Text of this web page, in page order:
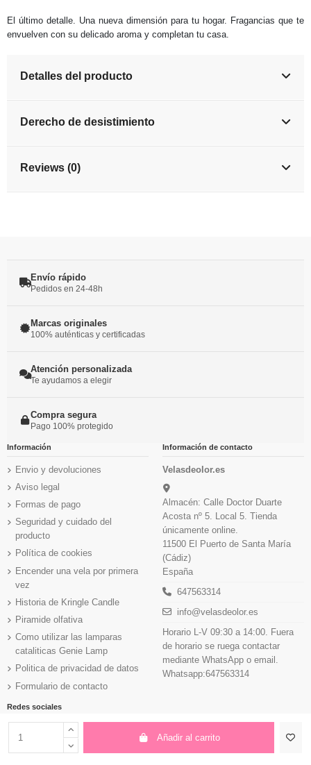
Añadir al carrito
El último detalle. Una nueva dimensión para tu hogar. Fragancias que te
envuelven con su delicado aroma y completan tu casa.
Detalles del producto
Derecho de desistimiento
Reviews (0)
Envío rápido
Pedidos en 24-48h
Marcas originales
100% auténticas y certificadas
Atención personalizada
Te ayudamos a elegir
Compra segura
Pago 100% protegido
Información
Envio y devoluciones
Aviso legal
Formas de pago
Seguridad y cuidado del
producto
Política de cookies
Encender una vela por primera
vez
Historia de Kringle Candle
Piramide olfativa
Como utilizar las lamparas
cataliticas Genie Lamp
Politica de privacidad de datos
Formulario de contacto
Información de contacto
Velasdeolor.es
Almacén: Calle Doctor Duarte
Acosta nº 5. Local 5. Tienda
únicamente online.
11500 El Puerto de Santa María
(Cádiz)
España
647563314
info@velasdeolor.es
Horario L-V 09:30 a 14:00. Fuera
de horario se ruega contactar
mediante WhatsApp o email.
Whatsapp:647563314
Redes sociales